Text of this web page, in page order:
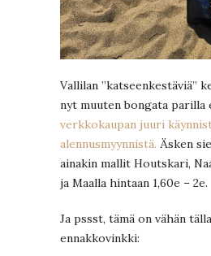
Vallilan ”katseenkestäviä”
nyt muuten bongata parilla
verkkokaupan juuri
alennusmyynnistä. Äsken
ainakin mallit Houtskari,
ja Maalla hintaan 1,60e – 2e.
Ja pssst, tämä on vähän
ennakkovinkki: